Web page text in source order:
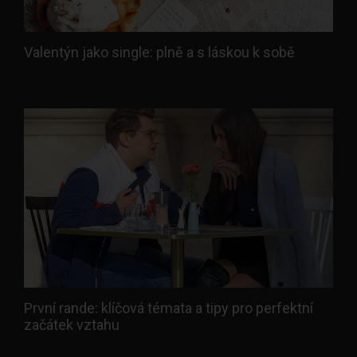
Valentýn jako single: plně a s láskou k sobě
První rande: klíčová témata a tipy pro perfektní
začátek vztahu